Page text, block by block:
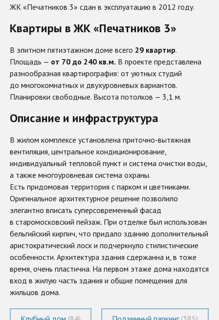
ЖК «Печатников 3» сдан в эксплуатацию в 2012 году.
Квартиры в ЖК «Печатников 3»
В элитном пятиэтажном доме всего 29 квартир.
Площадь — от 70 до 240 кв.м. В проекте представлена
разнообразная квартирография: от уютных студий
до многокомнатных и двухуровневых вариантов.
Планировки свободные. Высота потолков — 3,1 м.
Описание и инфраструктура
В жилом комплексе установлена приточно-вытяжная
вентиляция, центральное кондиционирование,
индивидуальный тепловой пункт и система очистки воды,
а также многоуровневая система охраны.
Есть придомовая территория с парком и цветниками.
Оригинальное архитектурное решение позволило
элегантно вписать суперсовременный фасад
в старомосковский пейзаж. При отделке был использован
бельгийский кирпич, что придало зданию дополнительный
аристократический лоск и подчеркнуло стилистические
особенности. Архитектура здания сдержанна и, в тоже
время, очень пластична. На первом этаже дома находятся
вход в жилую часть здания и общие помещения для
жильцов дома.